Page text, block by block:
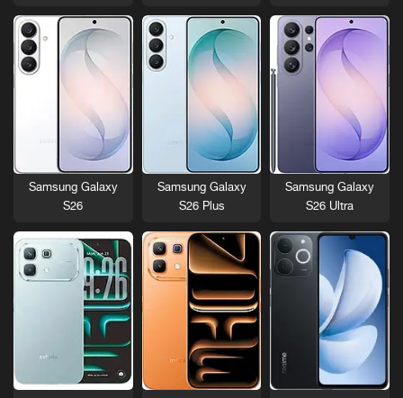
Samsung Galaxy
S26 Ultra
Samsung Galaxy
S26 Plus
Samsung Galaxy
S26